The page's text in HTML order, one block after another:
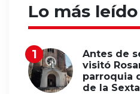
Lo más leído
Antes de
visitó
parroquia
de la Sexta